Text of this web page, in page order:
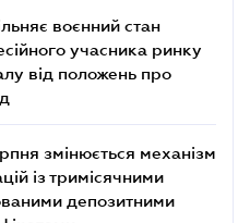
воєнний стан
учасника ринку
від положень про
змінюється механізм
із тримісячними
депозитними